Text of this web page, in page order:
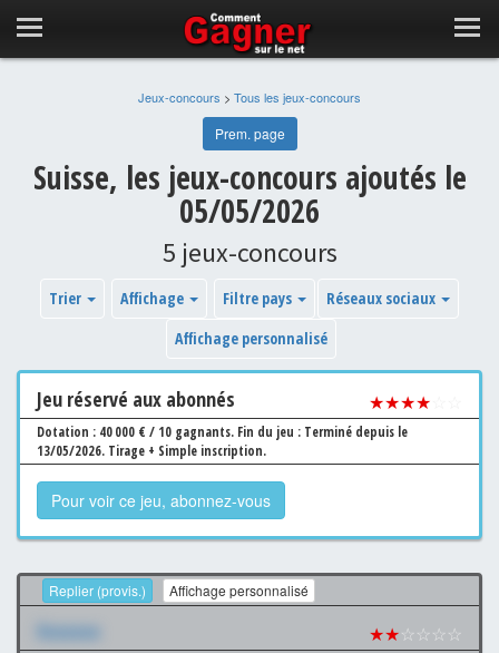
Jeux-concours > Tous les jeux-concours
Prem. page
Suisse, les jeux-concours ajoutés le
05/05/2026
5 jeux-concours
Trier Affichage Filtre pays
Réseaux sociaux
Affichage personnalisé
Jeu réservé aux abonnés ★★★★
Dotation : 40 000 € / 10 gagnants. Fin du jeu : Terminé depuis le
13/05/2026. Tirage + Simple inscription.
Pour voir ce jeu, abonnez-vous
Replier (provis.) Affichage personnalisé
Xxxxxxx ★★☆☆☆☆